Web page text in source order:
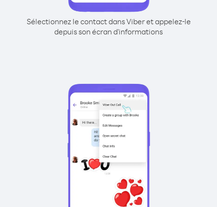
Sélectionnez le contact dans Viber et appelez-le
depuis son écran d'informations